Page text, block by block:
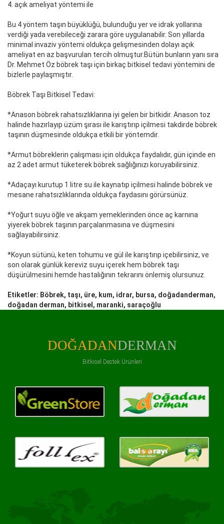
4. açık ameliyat yöntemi ile
Bu 4 yöntem taşın büyüklüğü, bulunduğu yer ve idrak yollarına
verdiği yada verebileceği zarara göre uygulanabilir. Son yıllarda
minimal invaziv yöntemi oldukça gelişmesinden dolayı açık
ameliyat en az başvurulan tercih olmuştur.Bütün bunların yanı sıra
Dr. Mehmet Öz böbrek taşı için birkaç bitkisel tedavi yöntemini de
bizlerle paylaşmıştır.
Böbrek Taşı Bitkisel Tedavi:
*Anason böbrek rahatsızlıklarına iyi gelen bir bitkidir. Anason toz
halinde hazırlayıp üzüm şırası ile karıştırıp içilmesi takdirde böbrek
taşının düşmesinde oldukça etkili bir yöntemdir.
*Armut böbreklerin çalışması için oldukça faydalıdır, gün içinde en
az 2 adet armut tüketerek böbrek sağlığınızı koruyabilirsiniz.
*Adaçayı kurutup 1 litre su ile kaynatıp içilmesi halinde böbrek ve
mesane rahatsızlıklarında oldukça faydasını görürsünüz.
*Yoğurt suyu öğle ve akşam yemeklerinden önce aç karnına
yiyerek böbrek taşının parçalanmasına ve düşmesini
sağlayabilirsiniz.
*Koyun sütünü, keten tohumu ve gül ile karıştırıp içebilirsiniz, ve
son olarak günlük kereviz suyu içerek hem böbrek taşı
düşürülmesini hemde hastalığının tekrarını önlemiş olursunuz.
Etiketler: Böbrek, taşı, üre, kum, idrar, bursa, doğadanderman,
doğadan derman, bitkisel, maranki, saraçoğlu
DOĞADANDERMAN
Bitkisel Destek Ürünleri